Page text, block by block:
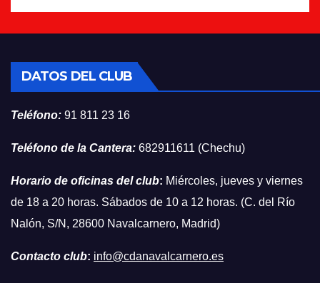
DATOS DEL CLUB
Teléfono: 91 811 23 16
Teléfono de la Cantera: 682911611 (Chechu)
Horario de oficinas del club: Miércoles, jueves y viernes
de 18 a 20 horas. Sábados de 10 a 12 horas. (C. del Río
Nalón, S/N, 28600 Navalcarnero, Madrid)
Contacto club: info@cdanavalcarnero.es